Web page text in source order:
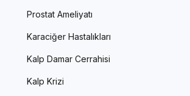
Prostat Ameliyatı
Karaciğer Hastalıkları
Kalp Damar Cerrahisi
Kalp Krizi